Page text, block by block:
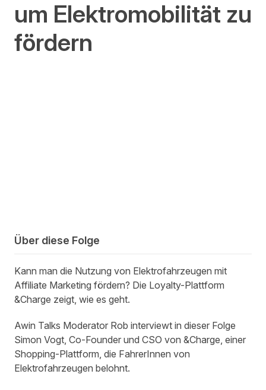
um Elektromobilität zu
fördern
Über diese Folge
Kann man die Nutzung von Elektrofahrzeugen mit
Affiliate Marketing fördern? Die Loyalty-Plattform
&Charge zeigt, wie es geht.
Awin Talks Moderator Rob interviewt in dieser Folge
Simon Vogt, Co-Founder und CSO von &Charge, einer
Shopping-Plattform, die FahrerInnen von
Elektrofahrzeugen belohnt.